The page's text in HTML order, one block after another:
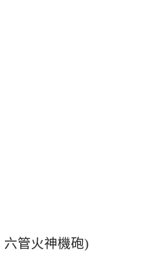
六管火神機砲)